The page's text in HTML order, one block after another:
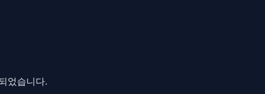
었습니다.